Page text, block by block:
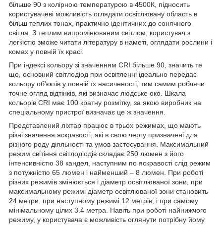
більше 90 з колірною температурою в 4500К, підносить
користувачеві можливість оглядати освітлювану область в
більш теплих тонах, практично ідентичних до сонячного
світла. З теплим випромінюваним світлом, користувач з
легкістю зможе читати літературу в наметі, оглядати рослини і
комах у повній їх красі.
При індексі кольору зі значенням CRI більше 90, значить те
що, основний світлодіод при освітленні ідеально передає
кольору об'єктів у повній їх насиченості, тим самим роблячи
точне огляд відтінків, які визначає людське око. Шкала
кольорів CRI має 100 кратну розмітку, за якою виробник на
спеціальному пристрої визначає це ж значення.
Представлений ліхтар працює в трьох режимах, що мають
різні значення яскравості, які в свою чергу призначені для
різного роду діяльності та умов застосування. Максимальний
режим світіння світлодіодів складає 250 люмен з його
інтенсивністю 38 кандел, наступним по яскравості слід режим
з потужністю 65 люмен і найменший – 8 люмен. При роботі
різних режимів змінюється і діаметр освітлюваної зони, при
максимальному режимі діаметр освітлюваної зони становить
24 метри, при наступному режимі 12 метрів, і при самому
мінімальному цілих 3.4 метра. Навіть при роботі найнижчого
режиму, у користувача є можливість оглянути потрібну йому